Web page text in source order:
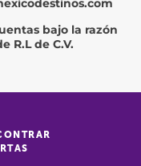
bajo la razón
R.L de C.V.